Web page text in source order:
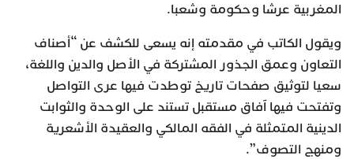
المغربية عرشا وحكومة وشعبا.
ويقول الكاتب في مقدمته إنه يسعى للكشف عن “أصناف
التعاون وعمق الجذور المشتركة في الأصل والدين واللغة،
سعيا لتوثيق صفحات تاريخ توطدت فيها عرى التواصل
وتفتحت فيها آفاق مستقبل تستند على الوحدة والثوابت
الدينية المتمثلة في الفقه المالكي والعقيدة الأشعرية
ومنهج التصوف”.